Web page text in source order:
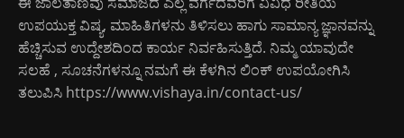
ಉಪಯುಕ್ತ ವಿಷ್ಯ, ಮಾಹಿತಿಗಳನು ತಿಳಿಸಲು ಹಾಗು ಸಾಮಾನ್ಯ ಜ್ಞಾನವನ್ನು
ಹೆಚ್ಚಿಸುವ ಉದ್ದೇಶದಿಂದ ಕಾರ್ಯ ನಿರ್ವಹಿಸುತ್ತಿದೆ. ನಿಮ್ಮ ಯಾವುದೇ
ಸಲಹೆ , ಸೂಚನೆಗಳನ್ನೂ ನಮಗೆ ಈ ಕೆಳಗಿನ ಲಿಂಕ್ ಉಪಯೋಗಿಸಿ
ತಲುಪಿಸಿ https://www.vishaya.in/contact-us/